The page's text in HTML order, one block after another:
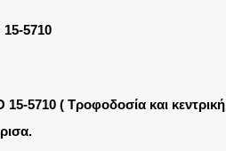
5710
5710 ( Τροφοδοσία και κεντρική